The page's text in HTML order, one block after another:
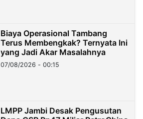
Biaya Operasional Tambang
Terus Membengkak? Ternyata Ini
yang Jadi Akar Masalahnya
07/08/2026 - 00:15
LMPP Jambi Desak Pengusutan